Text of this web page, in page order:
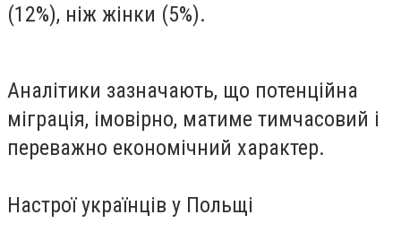
(12%), ніж жінки (5%).
Аналітики зазначають, що потенційна
міграція, імовірно, матиме тимчасовий і
переважно економічний характер.
Настрої українців у Польщі